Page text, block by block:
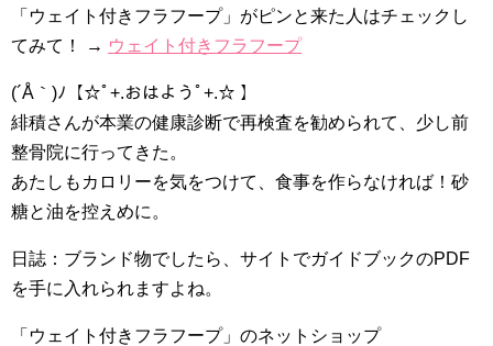
「ウェイト付きフラフープ」がピンと来た人はチェックし
てみて！ → ウェイト付きフラフープ
(´Å｀)ﾉ【☆ﾟ+.おはようﾟ+.☆ 】
緋積さんが本業の健康診断で再検査を勧められて、少し前
整骨院に行ってきた。
あたしもカロリーを気をつけて、食事を作らなければ！砂
糖と油を控えめに。
日誌：ブランド物でしたら、サイトでガイドブックのPDF
を手に入れられますよね。
「ウェイト付きフラフープ」のネットショップ